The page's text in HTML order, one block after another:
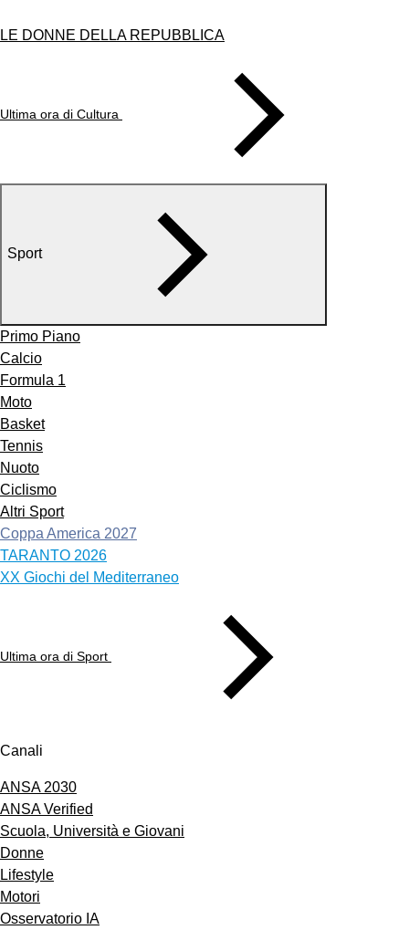
LE DONNE DELLA REPUBBLICA
Ultima ora di Cultura
Sport
Primo Piano
Calcio
Formula 1
Moto
Basket
Tennis
Nuoto
Ciclismo
Altri Sport
Coppa America 2027
TARANTO 2026
XX Giochi del Mediterraneo
Ultima ora di Sport
Canali
ANSA 2030
ANSA Verified
Scuola, Università e Giovani
Donne
Lifestyle
Motori
Osservatorio IA